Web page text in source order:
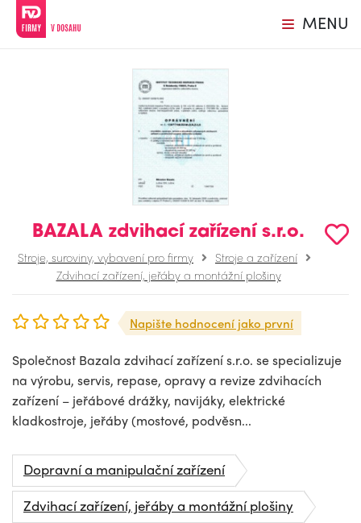
MENU
BAZALA zdvihací zařízení s.r.o.
Stroje, suroviny, vybavení pro firmy
Stroje a zařízení
Zdvihací zařízení, jeřáby a montážní plošiny
Napište hodnocení jako první
Společnost Bazala zdvihací zařízení s.r.o. se specializuje
na výrobu, servis, repase, opravy a revize zdvihacích
zařízení – jeřábové drážky, navijáky, elektrické
kladkostroje, jeřáby (mostové, podvěsn...
Dopravní a manipulační zařízení
Zdvihací zařízení, jeřáby a montážní plošiny